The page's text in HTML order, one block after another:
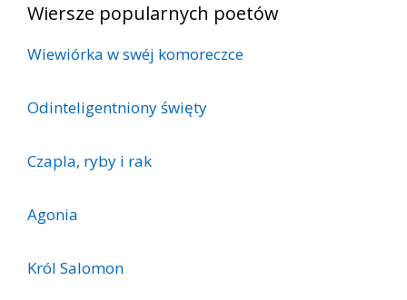
Wiersze popularnych poetów
Wiewiórka w swéj komoreczce
Odinteligentniony święty
Czapla, ryby i rak
Agonia
Król Salomon